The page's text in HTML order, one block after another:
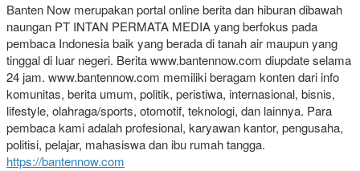
Banten Now merupakan portal online berita dan hiburan dibawah
naungan PT INTAN PERMATA MEDIA yang berfokus pada
pembaca Indonesia baik yang berada di tanah air maupun yang
tinggal di luar negeri. Berita www.bantennow.com diupdate selama
24 jam. www.bantennow.com memiliki beragam konten dari info
komunitas, berita umum, politik, peristiwa, internasional, bisnis,
lifestyle, olahraga/sports, otomotif, teknologi, dan lainnya. Para
pembaca kami adalah profesional, karyawan kantor, pengusaha,
politisi, pelajar, mahasiswa dan ibu rumah tangga.
https://bantennow.com